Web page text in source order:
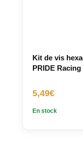
Kit de vis
PRIDE
5,49€
En stock